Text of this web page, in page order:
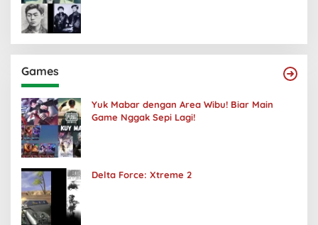
Games
Yuk Mabar dengan Area Wibu! Biar Main
Game Nggak Sepi Lagi!
Delta Force: Xtreme 2